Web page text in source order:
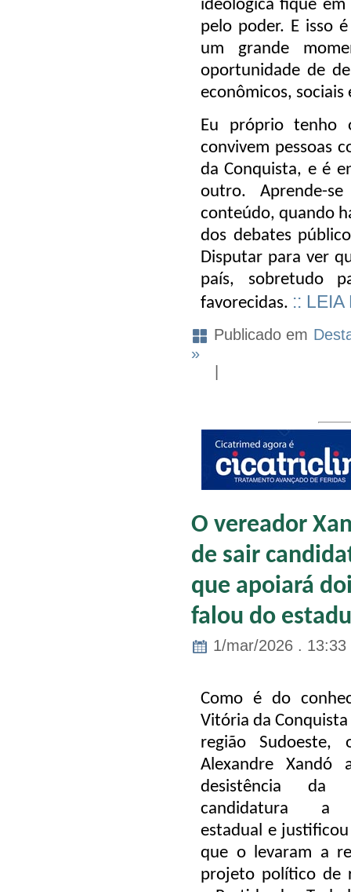
ideológica fique
pelo poder. E isso
um grande
oportunidade de
econômicos,
Eu próprio tenho
convivem pessoas
da Conquista, e é
outro. Aprende-
conteúdo, quando
dos debates
Disputar para ver
país, sobretudo
favorecidas. :: LEIA
Publicado em
»
|
O vereador
de sair
que apoiará
falou do
1/mar/2026 . 13:33
Como é do
Vitória da
região Sudoeste,
Alexandre Xandó
desistência da
candidatura a
estadual e
que o levaram a
projeto político de